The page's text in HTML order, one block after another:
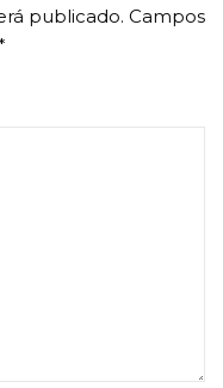
publicado. Campos